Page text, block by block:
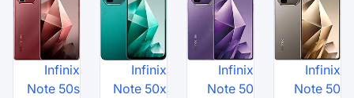
Infinix
Note 50x
Infinix
Note 50s